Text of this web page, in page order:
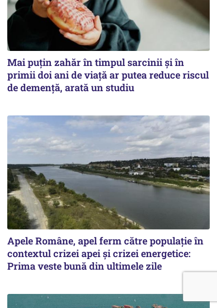
Mai puțin zahăr în timpul sarcinii și în
primii doi ani de viață ar putea reduce riscul
de demență, arată un studiu
Apele Române, apel ferm către populație în
contextul crizei apei și crizei energetice:
Prima veste bună din ultimele zile